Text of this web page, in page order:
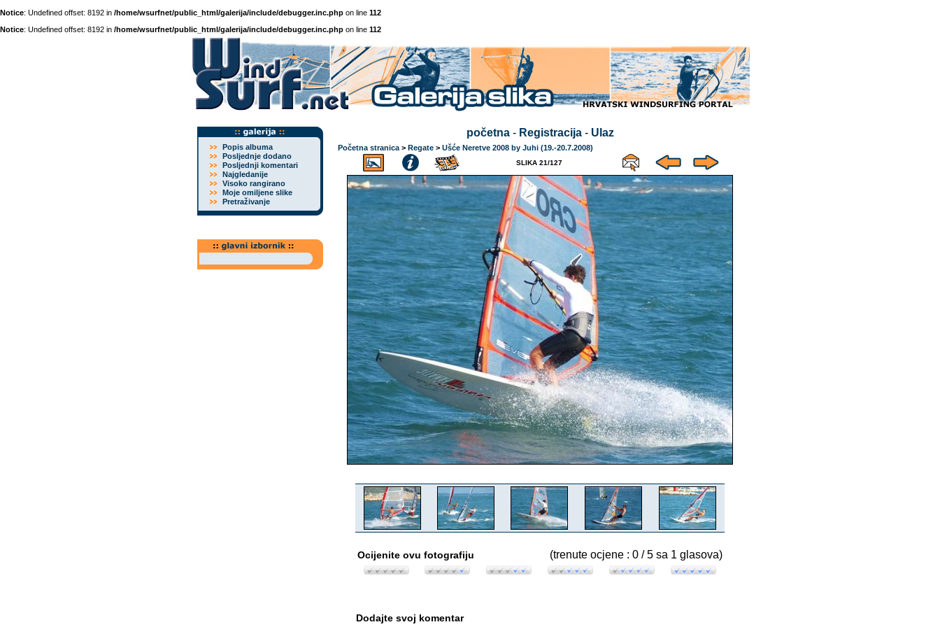
Notice: Undefined offset: 8192 in /home/wsurfnet/public_html/galerija/include/debugger.inc.php on line 112
Notice: Undefined offset: 8192 in /home/wsurfnet/public_html/galerija/include/debugger.inc.php on line 112
Popis albuma
Posljednje dodano
Posljednji komentari
Najgledanije
Visoko rangirano
Moje omiljene slike
Pretraživanje
početna- Registracija- Ulaz
Početna stranica > Regate > Ušće Neretve 2008 by Juhi (19.-20.7.2008)
SLIKA 21/127
Ocijenite ovu fotografiju (trenute ocjene : 0 / 5 sa 1 glasova)
Dodajte svoj komentar